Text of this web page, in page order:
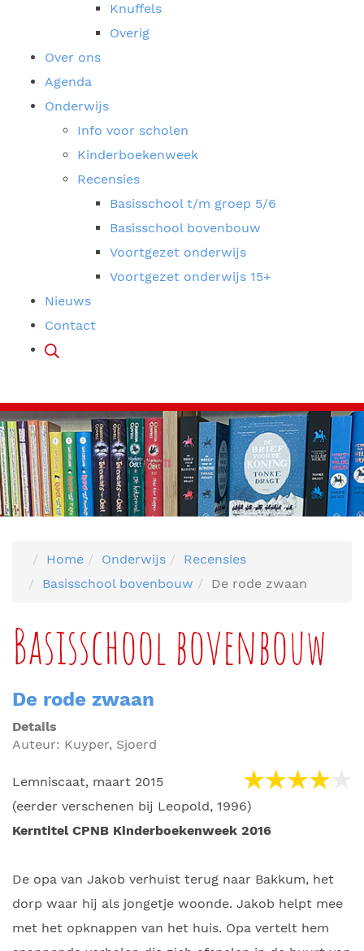
Knuffels
Overig
Over ons
Agenda
Onderwijs
Info voor scholen
Kinderboekenweek
Recensies
Basisschool t/m groep 5/6
Basisschool bovenbouw
Voortgezet onderwijs
Voortgezet onderwijs 15+
Nieuws
Contact
Home Onderwijs
Recensies
Basisschool bovenbouw
De rode zwaan
Basisschool bovenbouw
De rode zwaan
Details
Auteur: Kuyper, Sjoerd
Lemniscaat, maart 2015
(eerder verschenen bij Leopold, 1996)
Kerntitel CPNB Kinderboekenweek 2016
De opa van Jakob verhuist terug naar Bakkum, het
dorp waar hij als jongetje woonde. Jakob helpt mee
met het opknappen van het huis. Opa vertelt hem